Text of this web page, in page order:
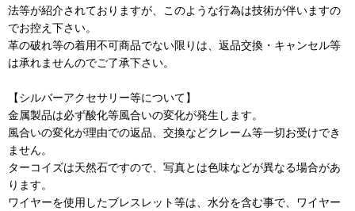
法等が紹介されておりますが、このような行為は技術が伴いますの
でお控え下さい。
革の破れ等の着用不可商品でない限りは、返品交換・キャンセル等
は承れませんのでご了承下さい。
【シルバーアクセサリー等について】
金属製品は必ず酸化等風合いの変化が発生します。
風合いの変化が理由での返品、交換などクレーム等一切お受けでき
ません。
ターコイズは天然石ですので、写真とは色味などが異なる場合があ
ります。
ワイヤーを使用したブレスレット等は、水分を含む事で、ワイヤー